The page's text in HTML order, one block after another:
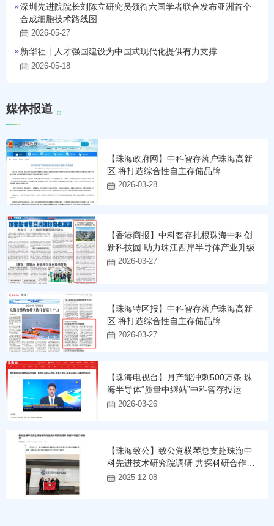
深圳先进院院长刘陈立研究员领衔六国学者联合发布亚洲首个
合成细胞技术路线图
2026-05-27
新华社丨人才强国建设为中国式现代化提供有力支撑
2026-05-18
媒体报道
【珠海政府网】中科智存落户珠海高新
区 将打造综合性自主存储品牌
2026-03-28
【香港商报】中科智存扎根珠海中科创
新科技园 助力珠江西岸半导体产业升级
2026-03-27
【珠海特区报】中科智存落户珠海高新
区 将打造综合性自主存储品牌
2026-03-27
【珠海电视台】月产能冲刺500万条 珠
海半导体“质量中继站”中科智存投运
2026-03-26
【珠海致公】致公党横琴总支赴珠海中
科先进技术研究院调研 共探科研合作新
路径2025-12-08